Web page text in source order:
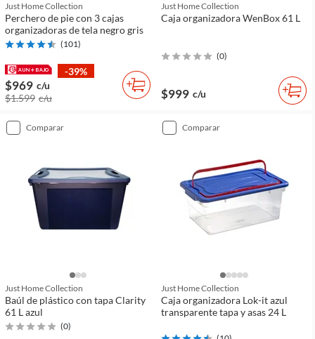
Just Home Collection
Perchero de pie con 3 cajas
organizadoras de tela negro gris
(101)
-39%
$969 c/u
$1.599 c/u
Just Home Collection
Caja organizadora WenBox 61 L
(0)
$999 c/u
comparar
Just Home Collection
Baúl de plástico con tapa Clarity
61 L azul
(0)
comparar
Just Home Collection
Caja organizadora Lok-it azul
transparente tapa y asas 24 L